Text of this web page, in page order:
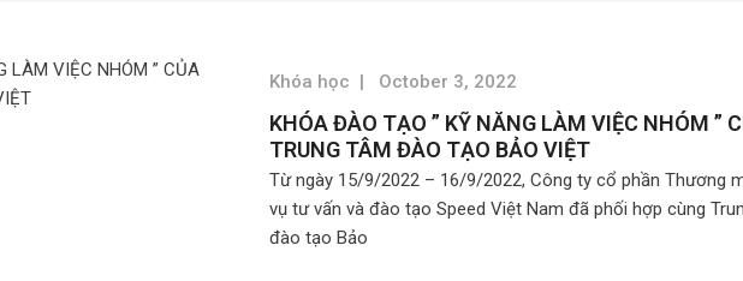
Khóa học | October 3, 2022
KHÓA ĐÀO TẠO ” KỸ NĂNG LÀM VIỆC NHÓM ”
TRUNG TÂM ĐÀO TẠO BẢO VIỆT
Từ ngày 15/9/2022 – 16/9/2022, Công ty cổ phần Thương
vụ tư vấn và đào tạo Speed Việt Nam đã phối hợp cùng
đào tạo Bảo